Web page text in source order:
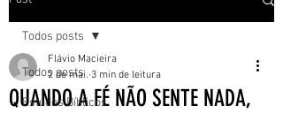
Todos posts
Estudos Bíblicos
Todos posts
QUANDO A FÉ NÃO SENTE NADA,
Flávio Macieira
2 de mai. 3 min de leitura